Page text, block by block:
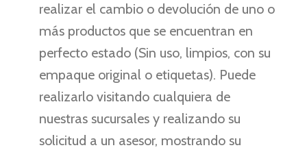
realizar el cambio o devolución de uno o
más productos que se encuentran en
perfecto estado (Sin uso, limpios, con su
empaque original o etiquetas). Puede
realizarlo visitando cualquiera de
nuestras sucursales y realizando su
solicitud a un asesor, mostrando su